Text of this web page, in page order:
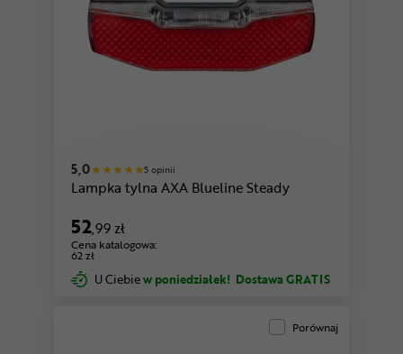
5,0 5 opinii
Lampka tylna AXA Blueline Steady
52,99 zł
Cena katalogowa:
62 zł
U Ciebiew poniedziałek! Dostawa GRATIS
Porównaj